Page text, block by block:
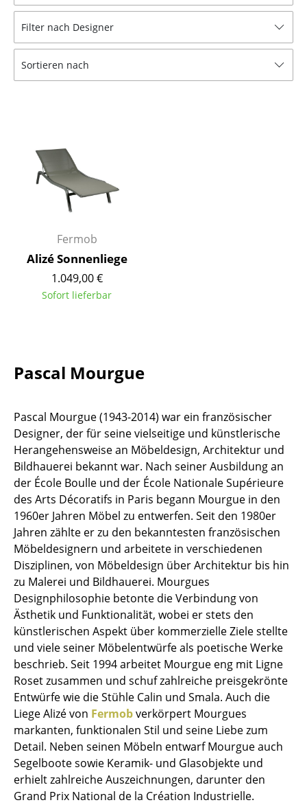
Bänke & Liegen
Sitzsäcke
Schaukelstühle
Bürodrehstühle
Konferenzstühle
Bürosessel
Einzelteile
... alle Sitzmöbel
Beistelltische
Couchtische
Schreibtische
Sekretäre & PC-Tische
Konferenztische
Stehtische & Stehpulte
Kindertische
Gartentische
Servierwagen
Einzelteile
... alle Tische
Aufbewahren
Regale & Schränke
Bücherregale
Wandregale
Sideboards & Kommoden
Filter nach Designer
Sortieren nach
Fermob
Alizé Sonnenliege
1.049,00 €
Sofort lieferbar
Pascal Mourgue
Pascal Mourgue (1943-2014) war ein französischer
Designer, der für seine vielseitige und künstlerische
Herangehensweise an Möbeldesign, Architektur und
Bildhauerei bekannt war. Nach seiner Ausbildung an
der École Boulle und der École Nationale Supérieure
des Arts Décoratifs in Paris begann Mourgue in den
1960er Jahren Möbel zu entwerfen. Seit den 1980er
Jahren zählte er zu den bekanntesten französischen
Möbeldesignern und arbeitete in verschiedenen
Disziplinen, von Möbeldesign über Architektur bis hin
zu Malerei und Bildhauerei. Mourgues
Designphilosophie betonte die Verbindung von
Ästhetik und Funktionalität, wobei er stets den
künstlerischen Aspekt über kommerzielle Ziele stellte
und viele seiner Möbelentwürfe als poetische Werke
beschrieb. Seit 1994 arbeitet Mourgue eng mit Ligne
Roset zusammen und schuf zahlreiche preisgekrönte
Entwürfe wie die Stühle Calin und Smala. Auch die
Liege Alizé von Fermobverkörpert Mourgues
markanten, funktionalen Stil und seine Liebe zum
Detail. Neben seinen Möbeln entwarf Mourgue auch
Segelboote sowie Keramik- und Glasobjekte und
erhielt zahlreiche Auszeichnungen, darunter den
Grand Prix National de la Création Industrielle.